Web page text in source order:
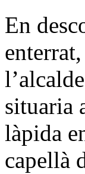
En
situaria
làpida
capellà